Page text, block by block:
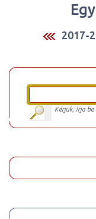
2017-
Kérjük, írja be